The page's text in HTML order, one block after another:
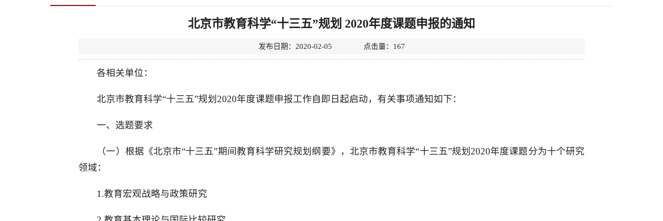
北京市教育科学“十三五”规划 2020年度课题申报的通知
发布日期：2020-02-05 点击量： 167
各相关单位：
北京市教育科学“十三五”规划2020年度课题申报工作自即日起启动，有关事项通知如下：
一、选题要求
（一）根据《北京市“十三五”期间教育科学研究规划纲要》，北京市教育科学“十三五”规划2020年度课题分为十个研究
领域：
1.教育宏观战略与政策研究